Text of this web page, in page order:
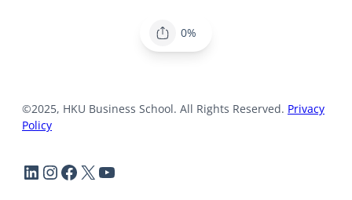
0%
©2025, HKU Business School. All Rights Reserved. Privacy
Policy
LinkedIn
Instagram
Facebook
X YouTube